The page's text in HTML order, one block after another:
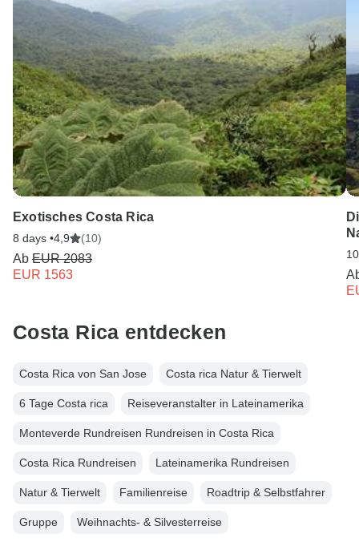
Unser Serviceteam ist 24 Stunden an 7 Tagen der Woche
für Sie da.
Exotisches Costa Rica
8 days •4,9 (10)
Ab EUR 2083
EUR 1563
Costa Rica entdecken
Costa Rica von San Jose Costa rica Natur & Tierwelt
6 Tage Costa rica Reiseveranstalter in Lateinamerika
Monteverde Rundreisen Rundreisen in Costa Rica
Costa Rica Rundreisen Lateinamerika Rundreisen
Natur & Tierwelt Familienreise Roadtrip & Selbstfahrer
Gruppe Weihnachts- & Silvesterreise